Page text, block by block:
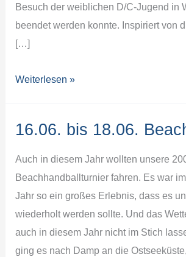
Besuch der weiblichen D/C-Jugend in
beendet werden konnte. Inspiriert von
[…]
SG
e.V
Weiterlesen »
16.06. bis 18.06.
Auch in diesem Jahr wollten unsere
Beachhandballturnier fahren. Es war
Jahr so ein großes Erlebnis, dass es
wiederholt werden sollte. Und das
auch in diesem Jahr nicht im Stich
ging es nach Damp an die